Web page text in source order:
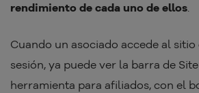
rendimiento de cada uno de ellos.
Cuando un asociado accede al sitio
sesión, ya puede ver la barra de
herramienta para afiliados, con el